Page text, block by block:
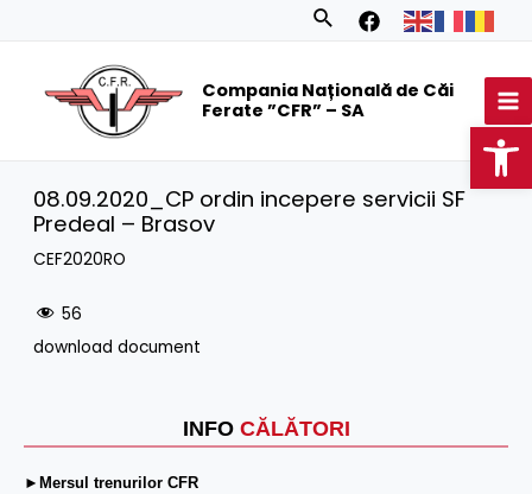
Search
Compania Națională de Căi
Ferate ”CFR” – SA
INFO CĂLĂTORI
►Mersul trenurilor CFR
08.09.2020_CP ordin incepere servicii SF
Predeal – Brasov
CEF2020RO
56
download document